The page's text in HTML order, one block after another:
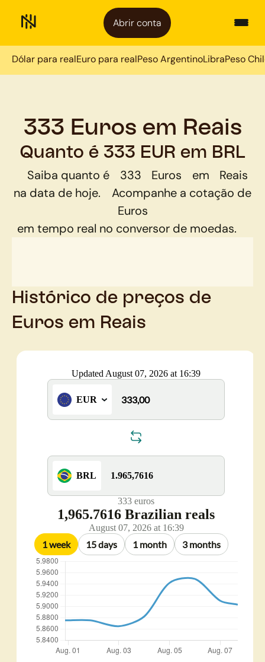
Abrir conta
Dólar para realEuro para realPeso ArgentinoLibraPeso
333 Euros em Reais
Quanto é 333 EUR em BRL
Saiba quanto é 333 Euros em
Reais
na data de hoje.
Acompanhe a cotação de
Euros
em tempo real no conversor de moedas.
Histórico de preços de
Euros em Reais